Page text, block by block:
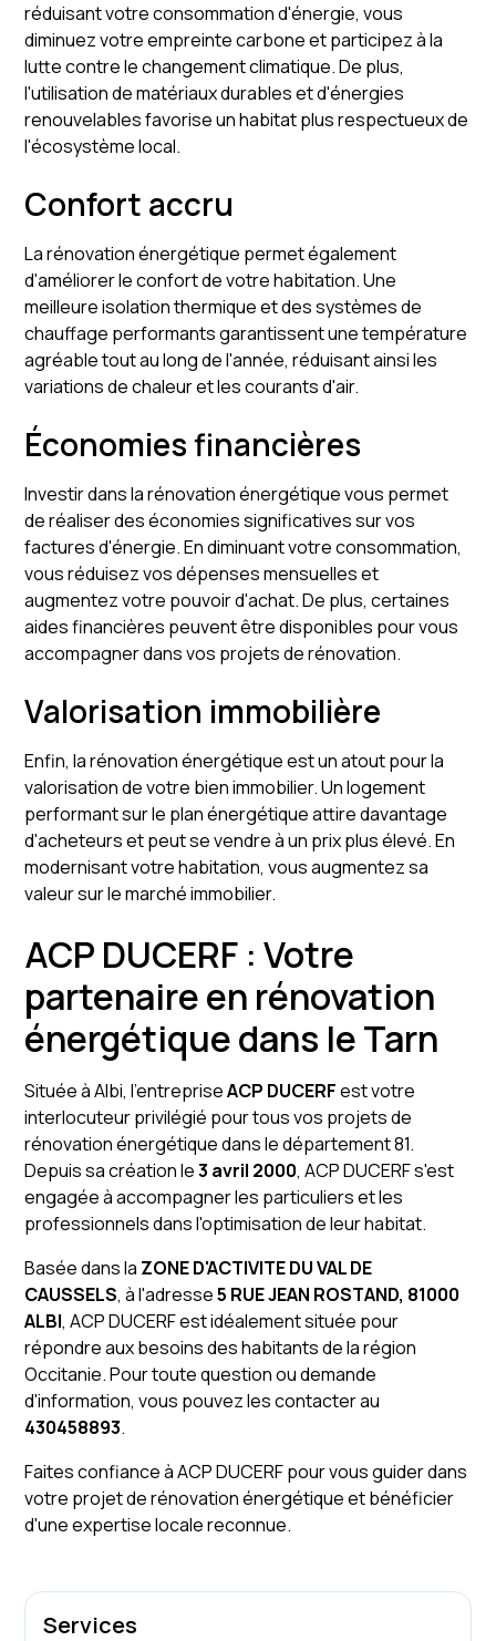
réduisant votre consommation d'énergie, vous
diminuez votre empreinte carbone et participez à la
lutte contre le changement climatique. De plus,
l'utilisation de matériaux durables et d'énergies
renouvelables favorise un habitat plus respectueux de
l'écosystème local.
Confort accru
La rénovation énergétique permet également
d'améliorer le confort de votre habitation. Une
meilleure isolation thermique et des systèmes de
chauffage performants garantissent une température
agréable tout au long de l'année, réduisant ainsi les
variations de chaleur et les courants d'air.
Économies financières
Investir dans la rénovation énergétique vous permet
de réaliser des économies significatives sur vos
factures d'énergie. En diminuant votre consommation,
vous réduisez vos dépenses mensuelles et
augmentez votre pouvoir d'achat. De plus, certaines
aides financières peuvent être disponibles pour vous
accompagner dans vos projets de rénovation.
Valorisation immobilière
Enfin, la rénovation énergétique est un atout pour la
valorisation de votre bien immobilier. Un logement
performant sur le plan énergétique attire davantage
d'acheteurs et peut se vendre à un prix plus élevé. En
modernisant votre habitation, vous augmentez sa
valeur sur le marché immobilier.
ACP DUCERF : Votre
partenaire en rénovation
énergétique dans le Tarn
Située à Albi, l'entrepriseACP DUCERFest votre
interlocuteur privilégié pour tous vos projets de
rénovation énergétique dans le département 81.
Depuis sa création le3 avril 2000, ACP DUCERF s'est
engagée à accompagner les particuliers et les
professionnels dans l'optimisation de leur habitat.
Basée dans la ZONE D'ACTIVITE DU VAL DE
CAUSSELS, à l'adresse5 RUE JEAN ROSTAND, 81000
ALBI, ACP DUCERF est idéalement située pour
répondre aux besoins des habitants de la région
Occitanie. Pour toute question ou demande
d'information, vous pouvez les contacter au
430458893.
Faites confiance à ACP DUCERF pour vous guider dans
votre projet de rénovation énergétique et bénéficier
d'une expertise locale reconnue.
Services